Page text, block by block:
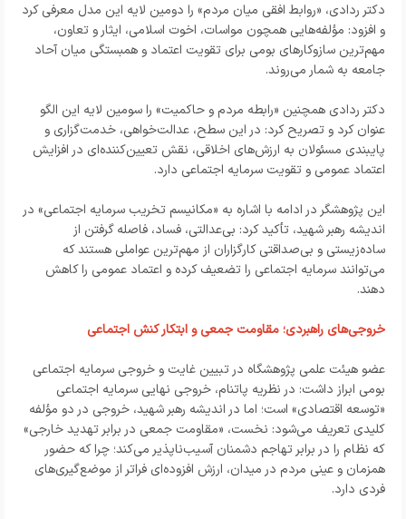
دکتر ردادی، «روابط افقی میان مردم» را دومین لایه این مدل معرفی کرد
و افزود: مؤلفه‌هایی همچون مواسات، اخوت اسلامی، ایثار و تعاون،
مهم‌ترین سازوکارهای بومی برای تقویت اعتماد و همبستگی میان آحاد
جامعه به شمار می‌روند.
دکتر ردادی همچنین «رابطه مردم و حاکمیت» را سومین لایه این الگو
عنوان کرد و تصریح کرد: در این سطح، عدالت‌خواهی، خدمت‌گزاری و
پایبندی مسئولان به ارزش‌های اخلاقی، نقش تعیین‌کننده‌ای در افزایش
اعتماد عمومی و تقویت سرمایه اجتماعی دارد.
این پژوهشگر در ادامه با اشاره به «مکانیسم تخریب سرمایه اجتماعی» در
اندیشه رهبر شهید، تأکید کرد: بی‌عدالتی، فساد، فاصله گرفتن از
ساده‌زیستی و بی‌صداقتی کارگزاران از مهم‌ترین عواملی هستند که
می‌توانند سرمایه اجتماعی را تضعیف کرده و اعتماد عمومی را کاهش
دهند.
خروجی‌های راهبردی؛ مقاومت جمعی و ابتکار کنش اجتماعی
عضو هیئت علمی پژوهشگاه در تبیین غایت و خروجی سرمایه اجتماعی
بومی ابراز داشت: در نظریه پاتنام، خروجی نهایی سرمایه اجتماعی
«توسعه اقتصادی» است؛ اما در اندیشه رهبر شهید، خروجی در دو مؤلفه
کلیدی تعریف می‌شود: نخست، «مقاومت جمعی در برابر تهدید خارجی»
که نظام را در برابر تهاجم دشمنان آسیب‌ناپذیر می‌کند؛ چرا که حضور
همزمان و عینی مردم در میدان، ارزش افزوده‌ای فراتر از موضع‌گیری‌های
فردی دارد.